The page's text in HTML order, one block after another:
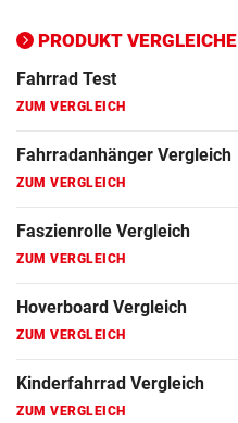
PRODUKT VERGLEICHE
ZUM VERGLEICH
Fahrrad Test
ZUM VERGLEICH
Fahrradanhänger Vergleich
ZUM VERGLEICH
Faszienrolle Vergleich
ZUM VERGLEICH
Hoverboard Vergleich
ZUM VERGLEICH
Kinderfahrrad Vergleich
ZUM VERGLEICH